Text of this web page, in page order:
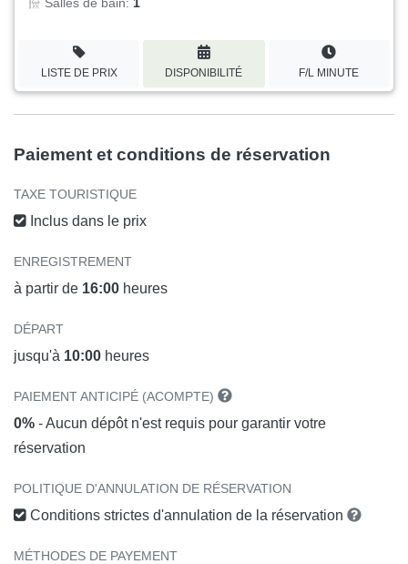
LISTE DE PRIX DISPONIBILITÉ F/L MINUTE
Paiement et conditions de réservation
TAXE TOURISTIQUE
Inclus dans le prix
ENREGISTREMENT
à partir de 16:00 heures
DÉPART
jusqu'à 10:00 heures
PAIEMENT ANTICIPÉ (ACOMPTE)
0% - Aucun dépôt n'est requis pour garantir votre
réservation
POLITIQUE D'ANNULATION DE RÉSERVATION
Conditions strictes d'annulation de la réservation
MÉTHODES DE PAYEMENT